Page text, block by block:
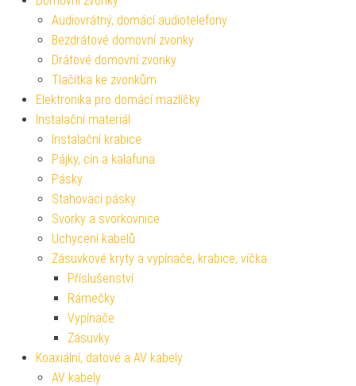
Audiovrátný, domácí audiotelefony
Bezdrátové domovní zvonky
Drátové domovní zvonky
Tlačítka ke zvonkům
Elektronika pro domácí mazlíčky
Instalační materiál
Instalační krabice
Pájky, cín a kalafuna
Pásky
Stahovací pásky
Svorky a svorkovnice
Uchycení kabelů
Zásuvkové kryty a vypínače, krabice, víčka
Příslušenství
Rámečky
Vypínače
Zásuvky
Koaxiální, datové a AV kabely
AV kabely